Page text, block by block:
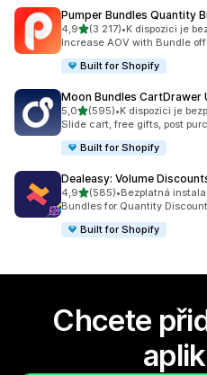
Pumper Bundles Quantity
4,9z 5 hvězd
(3 217)
Celkový počet recenzí: 3217
•K dispozici je
Increase AOV with Bundle
Built for Shopify
Moon Bundles CartDrawer
5,0z 5 hvězd
(595)
Celkový počet recenzí: 595
•K dispozici je
Slide cart, free gifts, post
Built for Shopify
Dealeasy: Volume
4,9z 5 hvězd
(585)
Celkový počet recenzí: 585
•Bezplatná
Bundles for Quantity
Built for Shopify
Chcete